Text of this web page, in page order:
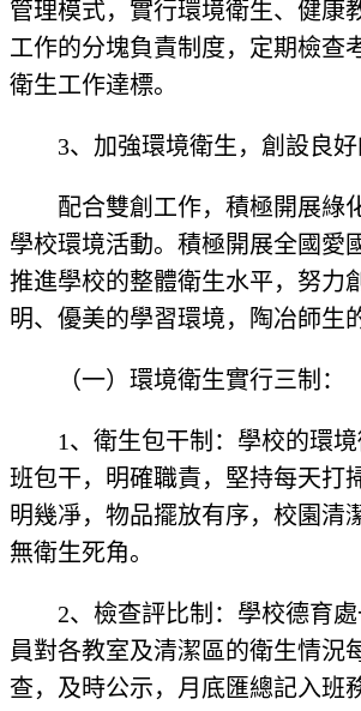
管理模式，實行環境衛生、健康
工作的分塊負責制度，定期檢查
衛生工作達標。
3、加強環境衛生，創設良
配合雙創工作，積極開展綠
學校環境活動。積極開展全國愛
推進學校的整體衛生水平，努力
明、優美的學習環境，陶冶師生
（一）環境衛生實行三制：
1、衛生包干制：學校的環
班包干，明確職責，堅持每天打
明幾凈，物品擺放有序，校園清
無衛生死角。
2、檢查評比制：學校德育
員對各教室及清潔區的衛生情況
查，及時公示，月底匯總記入班